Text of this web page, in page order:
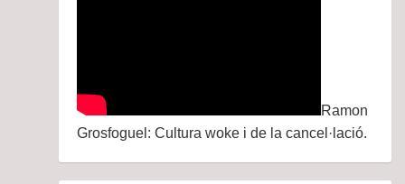
Ramon
Grosfoguel: Cultura woke i de la cancel·lació.